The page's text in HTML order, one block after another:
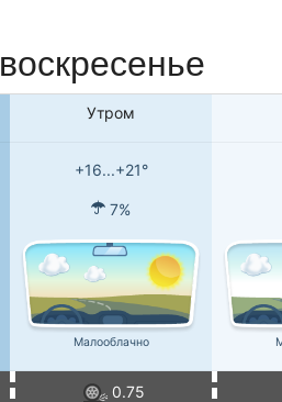
воскресенье
Утром
+16...+21°
7%
Малооблачно
0.75